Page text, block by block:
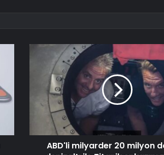
ABD'li milyarder 20 milyon